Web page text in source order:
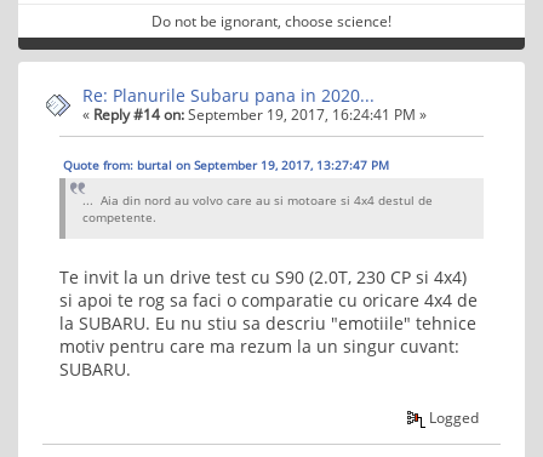
Do not be ignorant, choose science!
Re: Planurile Subaru pana in 2020...
« Reply #14 on:September 19, 2017, 16:24:41 PM »
Quote from: burtal on September 19, 2017, 13:27:47 PM
... Aia din nord au volvo care au si motoare si 4x4 destul de
competente.
Te invit la un drive test cu S90 (2.0T, 230 CP si 4x4)
si apoi te rog sa faci o comparatie cu oricare 4x4 de
la SUBARU. Eu nu stiu sa descriu "emotiile" tehnice
motiv pentru care ma rezum la un singur cuvant:
SUBARU.
Logged